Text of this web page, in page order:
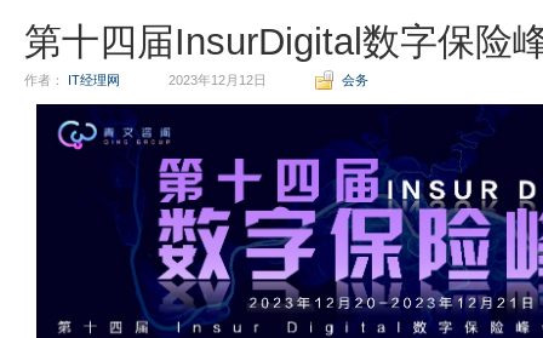
第十四届InsurDigital数字保险
作者： IT经理网 2023年12月12日 会务